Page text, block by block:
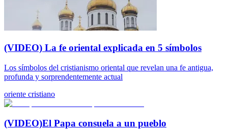
(VIDEO) La fe oriental explicada en 5 símbolos
Los símbolos del cristianismo oriental que revelan una fe antigua,
profunda y sorprendentemente actual
oriente cristiano
(VIDEO)El Papa consuela a un pueblo